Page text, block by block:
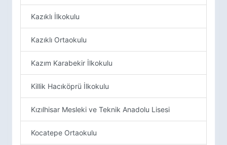
Kazıklı İlkokulu
Kazıklı Ortaokulu
Kazım Karabekir İlkokulu
Killik Hacıköprü İlkokulu
Kızılhisar Mesleki ve Teknik Anadolu Lisesi
Kocatepe Ortaokulu